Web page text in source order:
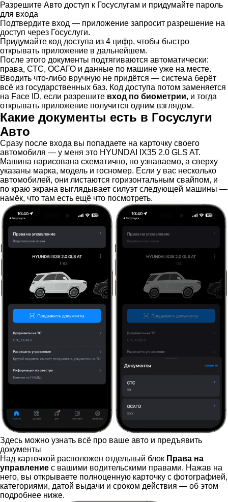
Разрешите Авто доступ к Госуслугам и придумайте пароль
для входа
Подтвердите вход — приложение запросит разрешение на
доступ через Госуслуги.
Придумайте код доступа из 4 цифр, чтобы быстро
открывать приложение в дальнейшем.
После этого документы подтягиваются автоматически:
права, СТС, ОСАГО и данные по машине уже на месте.
Вводить что-либо вручную не придётся — система берёт
всё из государственных баз. Код доступа потом заменяется
на Face ID, если разрешите вход по биометрии, и тогда
открывать приложение получится одним взглядом.
Какие документы есть в Госуслуги
Авто
Сразу после входа вы попадаете на карточку своего
автомобиля — у меня это HYUNDAI IX35 2.0 GLS AT.
Машина нарисована схематично, но узнаваемо, а сверху
указаны марка, модель и госномер. Если у вас несколько
автомобилей, они листаются горизонтальным свайпом, и
по краю экрана выглядывает силуэт следующей машины —
намёк, что там есть ещё что посмотреть.
Здесь можно узнать всё про ваше авто и предъявить
документы
Над карточкой расположен отдельный блок Права на
управление с вашими водительскими правами. Нажав на
него, вы открываете полноценную карточку с фотографией,
категориями, датой выдачи и сроком действия — об этом
подробнее ниже.